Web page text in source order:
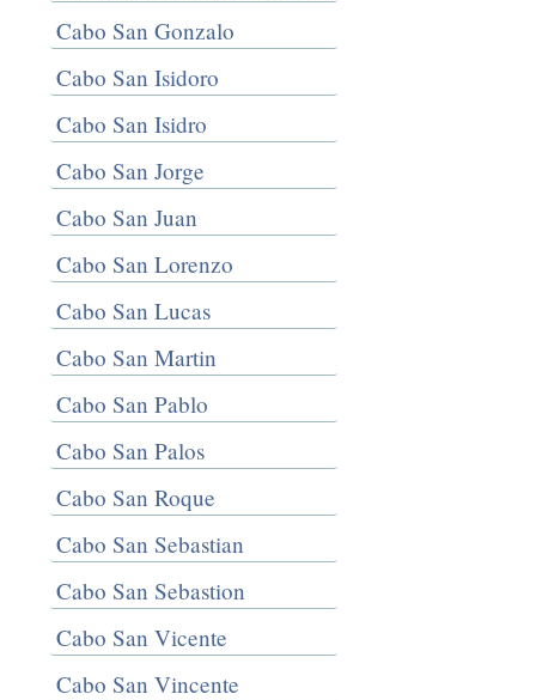
Cabo San Gonzalo
Cabo San Isidoro
Cabo San Isidro
Cabo San Jorge
Cabo San Juan
Cabo San Lorenzo
Cabo San Lucas
Cabo San Martin
Cabo San Pablo
Cabo San Palos
Cabo San Roque
Cabo San Sebastian
Cabo San Sebastion
Cabo San Vicente
Cabo San Vincente